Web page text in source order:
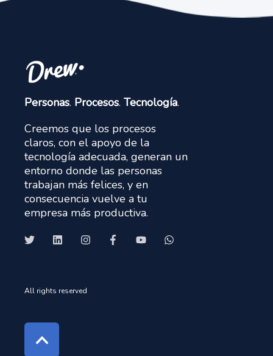
Personas. Procesos. Tecnología.
Creemos que los procesos
claros, con el apoyo de la
tecnología adecuada, generan un
entorno donde las personas
trabajan más felices, y en
consecuencia vuelve a tu
empresa más productiva.
All rights reserved